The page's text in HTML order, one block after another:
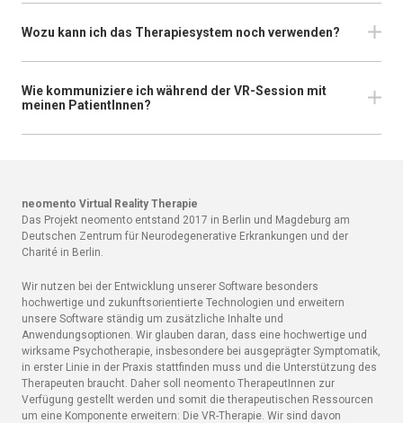
Wozu kann ich das Therapiesystem noch verwenden?
Wie kommuniziere ich während der VR-Session mit
meinen PatientInnen?
neomento Virtual Reality Therapie
Das Projekt neomento entstand 2017 in Berlin und Magdeburg am
Deutschen Zentrum für Neurodegenerative Erkrankungen und der
Charité in Berlin.
Wir nutzen bei der Entwicklung unserer Software besonders
hochwertige und zukunftsorientierte Technologien und erweitern
unsere Software ständig um zusätzliche Inhalte und
Anwendungsoptionen. Wir glauben daran, dass eine hochwertige und
wirksame Psychotherapie, insbesondere bei ausgeprägter Symptomatik,
in erster Linie in der Praxis stattfinden muss und die Unterstützung des
Therapeuten braucht. Daher soll neomento TherapeutInnen zur
Verfügung gestellt werden und somit die therapeutischen Ressourcen
um eine Komponente erweitern: Die VR-Therapie. Wir sind davon